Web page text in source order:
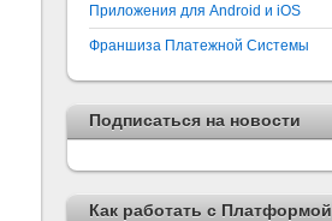
Приложения для Android и iOS
Франшиза Платежной Системы
Подписаться на новости
Как работать с Платформой